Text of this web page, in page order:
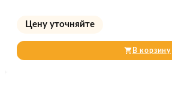
Цену уточняйте
В корзину